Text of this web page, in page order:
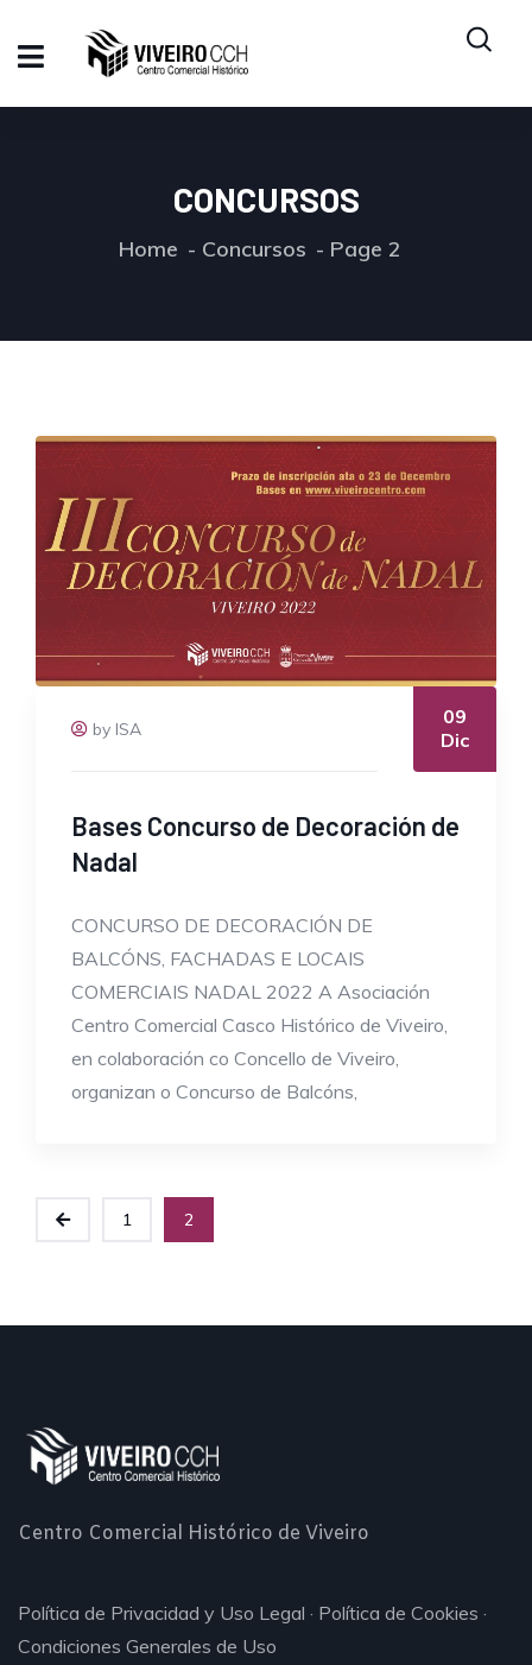
CONCURSOS
Home Concursos Page 2
by ISA
09
Dic
Bases Concurso de Decoración de
Nadal
CONCURSO DE DECORACIÓN DE
BALCÓNS, FACHADAS E LOCAIS
COMERCIAIS NADAL 2022 A Asociación
Centro Comercial Casco Histórico de Viveiro,
en colaboración co Concello de Viveiro,
organizan o Concurso de Balcóns,
1 2
Centro Comercial Histórico de Viveiro
Política de Privacidad y Uso Legal · Política de Cookies ·
Condiciones Generales de Uso